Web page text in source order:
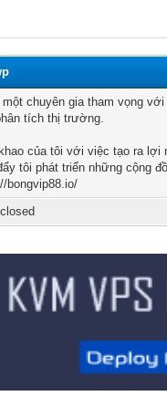
một chuyên gia tham vọng
tích thị trường.
của tôi với việc tạo ra lợi
tôi phát triển những cộng
bongvip88.io/